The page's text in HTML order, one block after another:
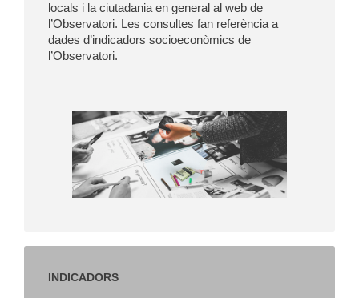
locals i la ciutadania en general al web de
l’Observatori. Les consultes fan referència a
dades d’indicadors socioeconòmics de
l’Observatori.
INDICADORS